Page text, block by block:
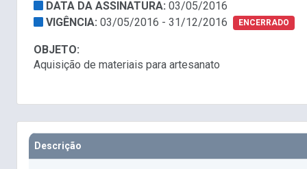
DATA DA ASSINATURA: 03/05/2016
VIGÊNCIA: 03/05/2016 - 31/12/2016 ENCERRADO
OBJETO:
Aquisição de materiais para artesanato
Descrição